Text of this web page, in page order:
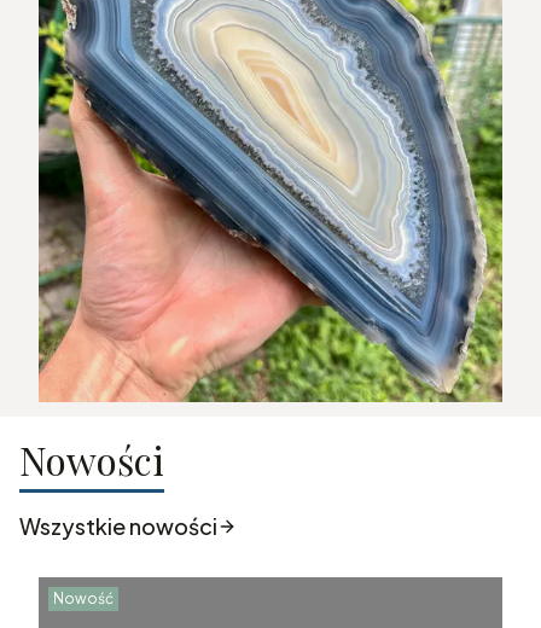
Nowości
Wszystkie nowości
Nowość